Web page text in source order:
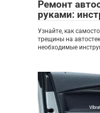
Ремонт
руками:
Узнайте, как
трещины на
необходимые